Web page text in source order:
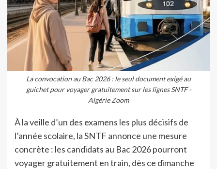
La convocation au Bac 2026 : le seul document exigé au
guichet pour voyager gratuitement sur les lignes SNTF -
Algérie Zoom
À la veille d’un des examens les plus décisifs de
l’année scolaire, la SNTF annonce une mesure
concrète : les candidats au Bac 2026 pourront
voyager gratuitement en train, dès ce dimanche